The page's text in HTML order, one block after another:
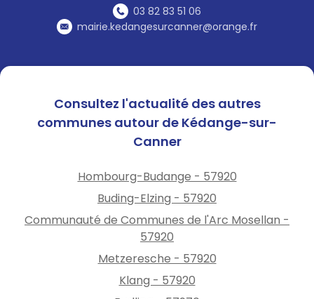
03 82 83 51 06
mairie.kedangesurcanner@orange.fr
Consultez l'actualité des autres
communes autour de Kédange-sur-
Canner
Hombourg-Budange - 57920
Buding-Elzing - 57920
Communauté de Communes de l'Arc Mosellan -
57920
Metzeresche - 57920
Klang - 57920